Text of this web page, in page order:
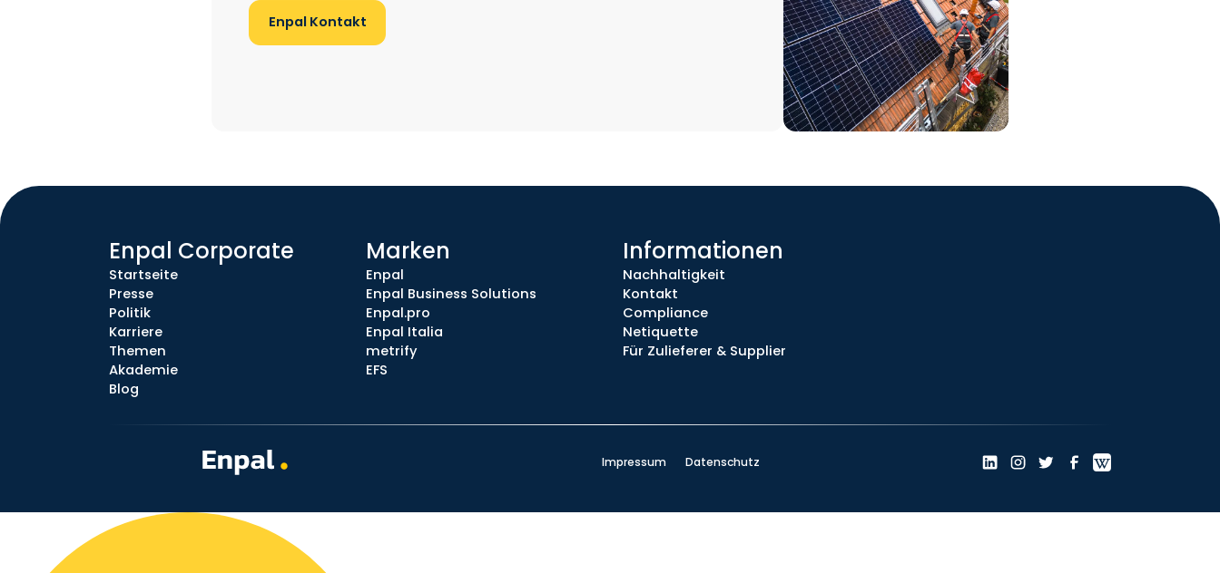
Enpal Kontakt
Enpal Corporate
Startseite
Presse
Politik
Karriere
Themen
Akademie
Blog
Marken
Enpal
Enpal Business Solutions
Enpal.pro
Enpal Italia
metrify
EFS
Informationen
Nachhaltigkeit
Kontakt
Compliance
Netiquette
Für Zulieferer & Supplier
Impressum Datenschutz